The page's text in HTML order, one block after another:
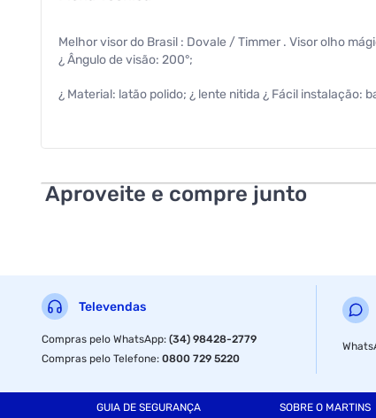
Melhor visor do Brasil : Dovale / Timmer . Visor olho
¿ Ângulo de visão: 200°;
¿ Material: latão polido; ¿ lente nitida ¿ Fácil instalação:
Aproveite e compre junto
Televendas
Compras pelo WhatsApp:(34) 98428-2779
Compras pelo Telefone:0800 729 5220
GUIA DE SEGURANÇA SOBRE O MARTINS